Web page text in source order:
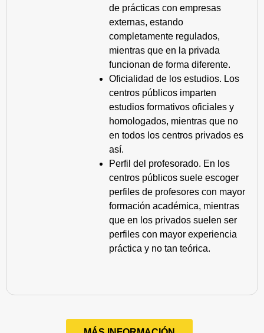
de prácticas con empresas
externas, estando
completamente regulados,
mientras que en la privada
funcionan de forma diferente.
Oficialidad de los estudios. Los
centros públicos imparten
estudios formativos oficiales y
homologados, mientras que no
en todos los centros privados es
así.
Perfil del profesorado. En los
centros públicos suele escoger
perfiles de profesores con mayor
formación académica, mientras
que en los privados suelen ser
perfiles con mayor experiencia
práctica y no tan teórica.